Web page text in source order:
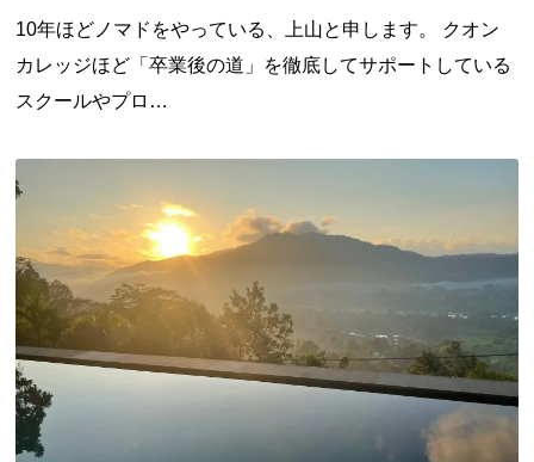
10年ほどノマドをやっている、上山と申します。 クオン
カレッジほど「卒業後の道」を徹底してサポートしている
スクールやプロ…